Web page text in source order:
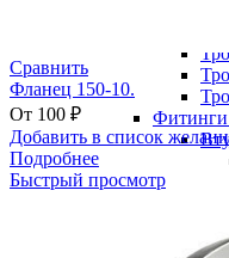
Сравнить
Фланец 150-10.
От 100 ₽
Добавить в список
Подробнее
Быстрый просмотр